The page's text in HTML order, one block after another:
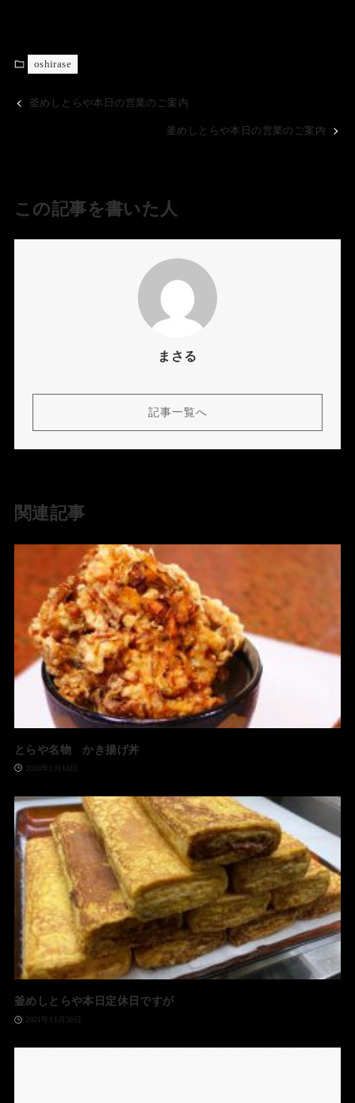
oshirase
釜めしとらや本日の営業のご案内
釜めしとらや本日の営業のご案内
この記事を書いた人
まさる
記事一覧へ
関連記事
とらや名物 かき揚げ丼
2018年1月18日
釜めしとらや本日定休日ですが
2021年11月30日